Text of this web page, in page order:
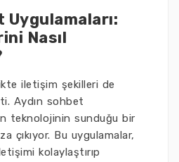
Uygulamaları:
Nasıl
iletişim şekilleri de
Aydın sohbet
teknolojinin sunduğu bir
çıkıyor. Bu uygulamalar,
kolaylaştırıp